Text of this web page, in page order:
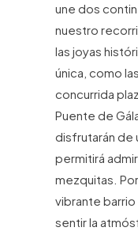
une dos
nuestro
las joyas
única, como
concurrida
Puente de
disfrutarán de
permitirá
mezquitas.
vibrante
sentir la